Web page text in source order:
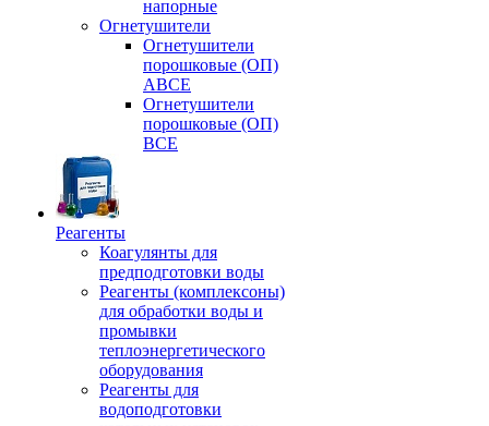
напорные
Огнетушители
Огнетушители
порошковые (ОП)
АВСЕ
Огнетушители
порошковые (ОП)
ВСЕ
Реагенты
Коагулянты для
предподготовки воды
Реагенты (комплексоны)
для обработки воды и
промывки
теплоэнергетического
оборудования
Реагенты для
водоподготовки